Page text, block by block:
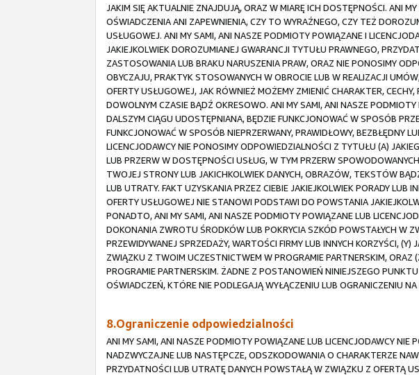
JAKIM SIĘ AKTUALNIE ZNAJDUJĄ, ORAZ W MIARĘ ICH DOSTĘPNOŚCI. ANI
OŚWIADCZENIA ANI ZAPEWNIENIA, CZY TO WYRAŹNEGO, CZY TEŻ
USŁUGOWEJ. ANI MY SAMI, ANI NASZE PODMIOTY POWIĄZANE I
JAKIEJKOLWIEK DOROZUMIANEJ GWARANCJI TYTUŁU PRAWNEGO,
ZASTOSOWANIA LUB BRAKU NARUSZENIA PRAW, ORAZ NIE PONOSIMY
OBYCZAJU, PRAKTYK STOSOWANYCH W OBROCIE LUB W REALIZACJI
OFERTY USŁUGOWEJ, JAK RÓWNIEŻ MOŻEMY ZMIENIĆ CHARAKTER,
DOWOLNYM CZASIE BĄDŹ OKRESOWO. ANI MY SAMI, ANI NASZE
DALSZYM CIĄGU UDOSTĘPNIANA, BĘDZIE FUNKCJONOWAĆ W SPOSÓB
FUNKCJONOWAĆ W SPOSÓB NIEPRZERWANY, PRAWIDŁOWY, BEZBŁĘDNY
LICENCJODAWCY NIE PONOSIMY ODPOWIEDZIALNOŚCI Z TYTUŁU (A)
LUB PRZERW W DOSTĘPNOŚCI USŁUG, W TYM PRZERW
TWOJEJ STRONY LUB JAKICHKOLWIEK DANYCH, OBRAZÓW, TEKSTÓW
LUB UTRATY. FAKT UZYSKANIA PRZEZ CIEBIE JAKIEJKOLWIEK PORADY
OFERTY USŁUGOWEJ NIE STANOWI PODSTAWI DO POWSTANIA
PONADTO, ANI MY SAMI, ANI NASZE PODMIOTY POWIĄZANE LUB
DOKONANIA ZWROTU ŚRODKÓW LUB POKRYCIA SZKÓD POWSTAŁYCH W
PRZEWIDYWANEJ SPRZEDAŻY, WARTOŚCI FIRMY LUB INNYCH KORZYŚCI,
ZWIĄZKU Z TWOIM UCZESTNICTWEM W PROGRAMIE PARTNERSKIM,
PROGRAMIE PARTNERSKIM. ŻADNE Z POSTANOWIEŃ NINIEJSZEGO
OŚWIADCZEŃ, KTÓRE NIE PODLEGAJĄ WYŁĄCZENIU LUB OGRANICZENIU
8.Ograniczenie odpowiedzialności
ANI MY SAMI, ANI NASZE PODMIOTY POWIĄZANE LUB LICENCJODAWCY
NADZWYCZAJNE LUB NASTĘPCZE, ODSZKODOWANIA O CHARAKTERZE
PRZYDATNOŚCI LUB UTRATĘ DANYCH POWSTAŁĄ W ZWIĄZKU Z OFERTĄ